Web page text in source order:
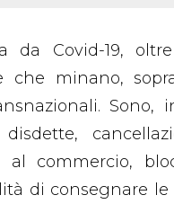
da Covid-19,
che minano,
disdette,
al commercio,
di consegnare